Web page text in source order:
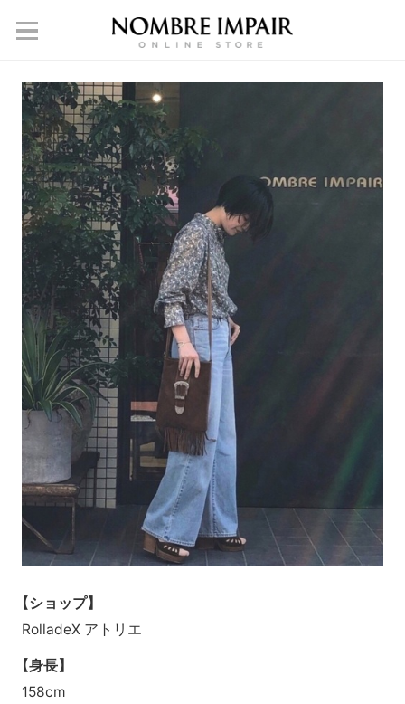
【ショップ】
RolladeX アトリエ
【身長】
158cm